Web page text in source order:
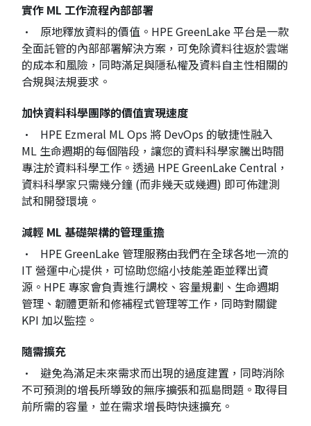
實作 ML 工作流程內部部署
• 原地釋放資料的價值。HPE GreenLake 平台是一款
全面託管的內部部署解決方案，可免除資料往返於雲端
的成本和風險，同時滿足與隱私權及資料自主性相關的
合規與法規要求。
加快資料科學團隊的價值實現速度
• HPE Ezmeral ML Ops 將 DevOps 的敏捷性融入
ML 生命週期的每個階段，讓您的資料科學家騰出時間
專注於資料科學工作。透過 HPE GreenLake Central，
資料科學家只需幾分鐘 (而非幾天或幾週) 即可佈建測
試和開發環境。
減輕 ML 基礎架構的管理重擔
• HPE GreenLake 管理服務由我們在全球各地一流的
IT 營運中心提供，可協助您縮小技能差距並釋出資
源。HPE 專家會負責進行調校、容量規劃、生命週期
管理、韌體更新和修補程式管理等工作，同時對關鍵
KPI 加以監控。
隨需擴充
• 避免為滿足未來需求而出現的過度建置，同時消除
不可預測的增長所導致的無序擴張和孤島問題。取得目
前所需的容量，並在需求增長時快速擴充。